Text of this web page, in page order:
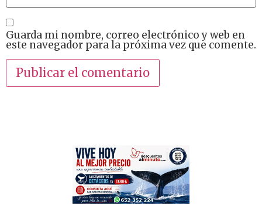
Guarda mi nombre, correo electrónico y web en
este navegador para la próxima vez que comente.